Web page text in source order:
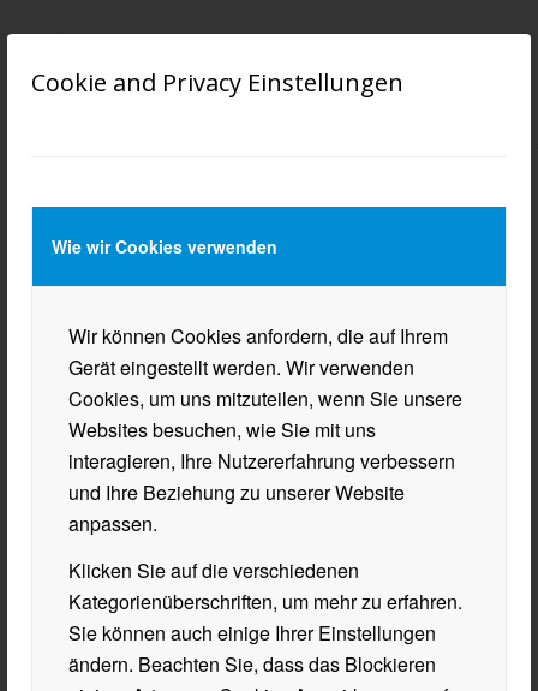
Cookie and Privacy Einstellungen
Wie wir Cookies verwenden
Wir können Cookies anfordern, die auf Ihrem
Gerät eingestellt werden. Wir verwenden
Cookies, um uns mitzuteilen, wenn Sie unsere
Websites besuchen, wie Sie mit uns
interagieren, Ihre Nutzererfahrung verbessern
und Ihre Beziehung zu unserer Website
anpassen.
Klicken Sie auf die verschiedenen
Kategorienüberschriften, um mehr zu erfahren.
Sie können auch einige Ihrer Einstellungen
ändern. Beachten Sie, dass das Blockieren
Mailsekretariat@hak-woergl.at
Tel.+43 50 902 830
ÖFFNUNGSZEITEN
Öffnungszeiten Sekretariat
MO/MI/DO 7:30 – 15:30
DI/FR 7:30 – 14:30